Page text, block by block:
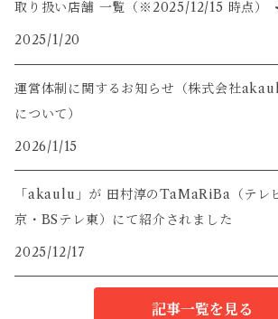
取り扱い店舗 一覧（※2025/12/15 時点）
2025/1/20
運営体制に関するお知らせ（株式会社
について）
2026/1/15
「akaulu」が 田村淳のTaMaRiBa（テレ
京・BSテレ東）にて紹介されました
2025/12/17
記事一覧を見る